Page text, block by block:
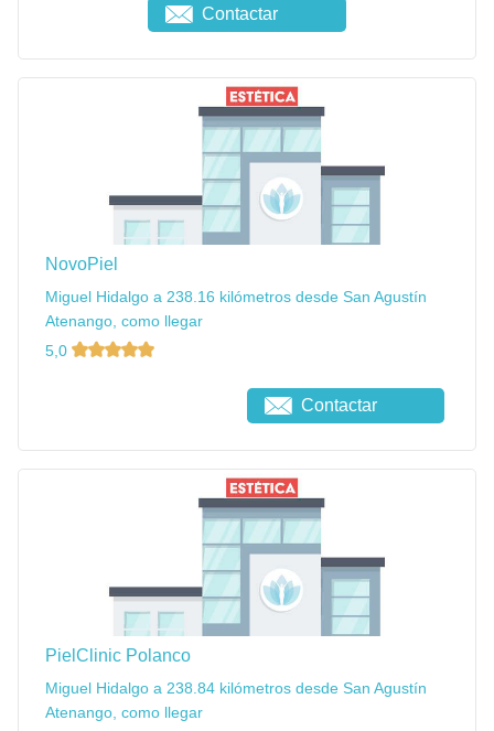
Contactar
NovoPiel
Miguel Hidalgo a 238.16 kilómetros desde San Agustín
Atenango, como llegar
5,0
Contactar
PielClinic Polanco
Miguel Hidalgo a 238.84 kilómetros desde San Agustín
Atenango, como llegar